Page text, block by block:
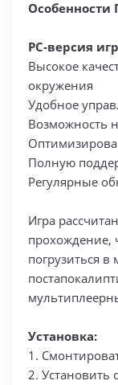
Особенности
PC-версия
Высокое
окружения
Удобное
Возможность
Полную
Регулярные
Игра
прохождение,
погрузиться
Установка:
1.
2. Установить